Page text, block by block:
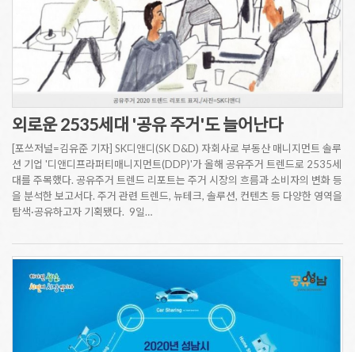
외로운 2535세대 '공유 주거'도 늘어난다
[포쓰저널=김유준 기자] SK디앤디(SK D&D) 자회사로 부동산 매니지먼트 솔루
션 기업 '디앤디프라퍼티매니지먼트(DDP)'가 올해 공유주거 트렌드로 2535세
대를 주목했다. 공유주거 트렌드 리포트는 주거 시장의 흐름과 소비자의 변화 등
을 분석한 보고서다. 주거 관련 트렌드, 뉴테크, 솔루션, 컨텐츠 등 다양한 영역을
탐색·공유하고자 기획됐다. 9일…